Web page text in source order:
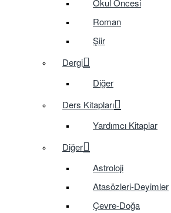
Roman
Şiir
Dergi
Diğer
Ders Kitapları
Yardımcı Kitaplar
Diğer
Astroloji
Atasözleri-Deyimler
Çevre-Doğa